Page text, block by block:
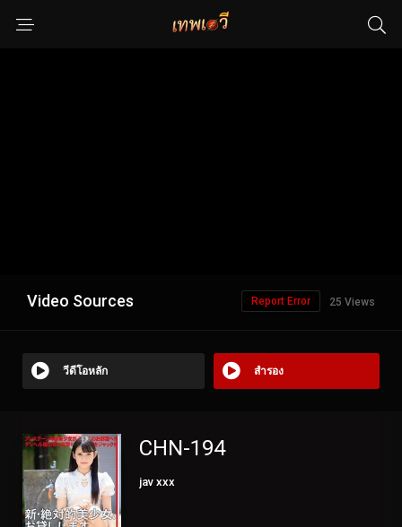
Video Sources 25 Views
Report Error
วีดีโอหลัก สำรอง
CHN-194
jav xxx